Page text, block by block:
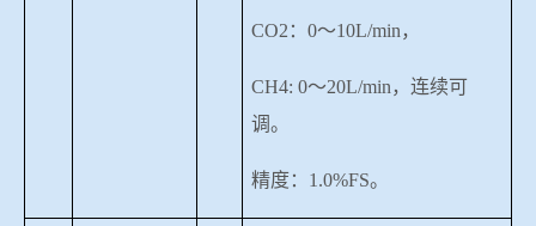
CO2 ：0～10L/min ，
CH4: 0～20L/min ，连续可
调。
精度： 1.0%FS。